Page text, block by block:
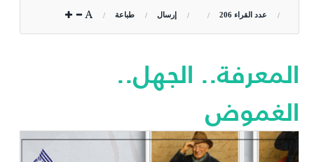
عدد القراء 206 إرسال طباعة
المعرفة.. الجهل..
الغموض